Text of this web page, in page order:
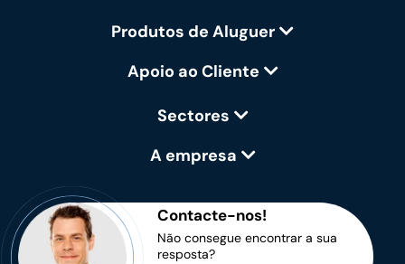
Produtos de Aluguer
Apoio ao Cliente
Sectores
A empresa
Contacte-nos!
Não consegue encontrar a sua
resposta?